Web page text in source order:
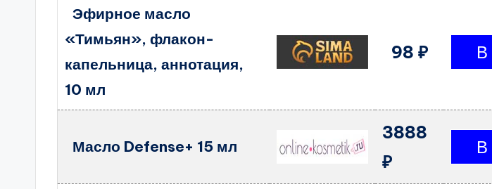
Эфирное масло
«Тимьян», флакон-
капельница, аннотация,
10 мл
98 ₽
Масло Defense+ 15 мл
3888
₽